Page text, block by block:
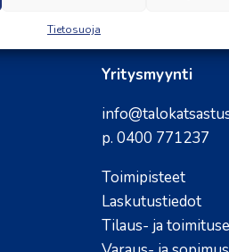
Tietosuoja
Yritysmyynti
p. 0400 771237
Toimipisteet
Laskutustiedot
Tilaus- ja